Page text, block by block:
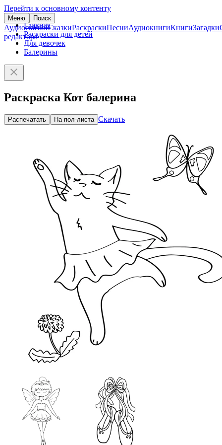
Перейти к основному контенту
Меню Поиск
АудиосказкиСказкиРаскраскиПесниАудиокнигиКнигиЗагадки
редактора
Главная
Раскраски для детей
Для девочек
Балерины
Раскраска Кот балерина
Распечатать На пол-листа Скачать